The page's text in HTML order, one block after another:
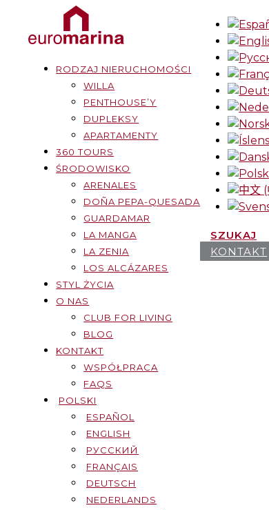
RODZAJ NIERUCHOMOŚCI
WILLA
PENTHOUSE’Y
DUPLEKSY
APARTAMENTY
360 TOURS
ŚRODOWISKO
ARENALES
DOÑA PEPA-QUESADA
GUARDAMAR
LA MANGA
LA ZENIA
LOS ALCÁZARES
STYL ŻYCIA
O NAS
CLUB FOR LIVING
BLOG
KONTAKT
WSPÓŁPRACA
FAQS
POLSKI
ESPAÑOL
ENGLISH
РУССКИЙ
FRANÇAIS
DEUTSCH
NEDERLANDS
SZUKAJ
KONTAKT